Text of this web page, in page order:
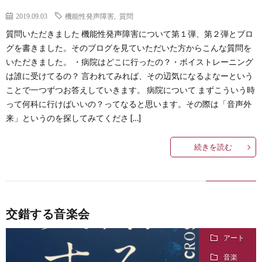
2019.09.03 機能性発声障害 質問
質問いただきました 機能性発声障害について第１弾、第２弾とブロ
グを書きました。そのブログを見ていただいた方からこんな質問を
いただきました。 ・病院はどこに行ったの？・ボイストレーニング
は誰に受けてるの？ 言われてみれば、その辺気になるよなーという
ことで一つずつお答えしていきます。 病院について まずこういう時
って何科に行けばいいの？ってなると思います。その際は「音声外
来」というのを探してみてくださ […]
続きを読む
交錯する音楽会
アート
音楽